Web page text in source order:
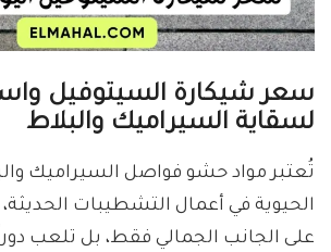
سعر شيكارة السيتوفيل
لسقاية السيراميك والبلاط
تُعتبر مواد حشو فواصل السيراميك
الحيوية في أعمال التشطيبات
على الجانب الجمالي فقط، بل تلعب